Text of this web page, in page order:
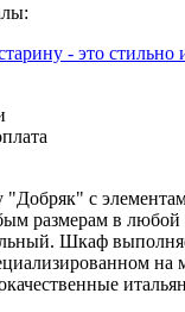
- это стильно
с
размерам в любой
Шкаф
на